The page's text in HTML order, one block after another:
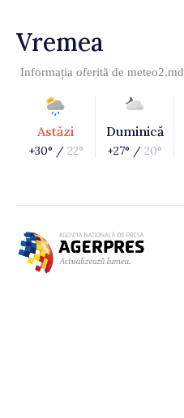
Vremea
Informația oferită de meteo2.md
Astăzi
+30° / 22°
Duminică
+27° / 20°